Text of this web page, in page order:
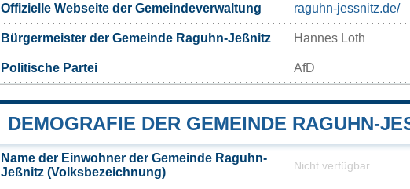
Offizielle Webseite der Gemeindeverwaltung raguhn-jessnitz.de/
Bürgermeister der Gemeinde Raguhn-Jeßnitz Hannes Loth
Politische Partei AfD
DEMOGRAFIE DER GEMEINDE RAGUHN-
Name der Einwohner der Gemeinde Raguhn-
Jeßnitz (Volksbezeichnung)
Nicht verfügbar